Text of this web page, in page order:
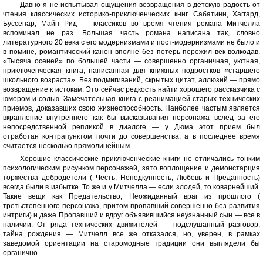
Давно я не испытывал ощущения возвращения в детскую радость от
чтения классических историко-приключенческих книг. Сабатини, Хаггард,
Буссенар, Майн Рид — классиков во время чтения романа Митчелла
вспоминал не раз. Большая часть романа написана так, словно
литературного 20 века с его модернизмами и пост-модернизмами не было и
в помине, романтический канон вполне без потерь пережил век-волкодав.
«Тысяча осеней» по большей части — совершенно органичная, уютная,
приключенческая книга, написанная для книжных подростков «старшего
школьного возраста». Без подмигиваний, скрытых цитат, аллюзий — прямо
возвращение к истокам. Это сейчас редкость найти хорошего рассказчика с
юмором и солью. Замечательная книга с реанимацией старых технических
приемов, доказавших свою жизнеспособность. Наиболее частым является
вкрапление внутреннего как бы высказывания персонажа вслед за его
непосредственной репликой в диалоге — у Дюма этот прием был
отработан контрапунктом почти до совершенства, а в последнее время
считается несколько прямолинейным.
Хорошие классические приключенческие книги не отличались тонким
психологическим рисунком персонажей, зато воплощение и демонстарция
торжества добродетели ( Честь, Неподкупность, Любовь и Преданность)
всегда были в избытке. То же и у Митчелла — если злодей, то коварнейший.
Такие вещи как Предательство, Неожиданный враг из прошлого (
третьстепенного персонажа, притом пропавший совершенно без развития
интриги) и даже Пропавший и вдруг объявившийся неузнанный сын — все в
наличии. От ряда технических движителей — подслушанный разговор,
тайна рождения — Митчелл все же отказался, но, уверен, в рамках
заведомой ориентации на старомодные традиции они выглядели бы
органично.